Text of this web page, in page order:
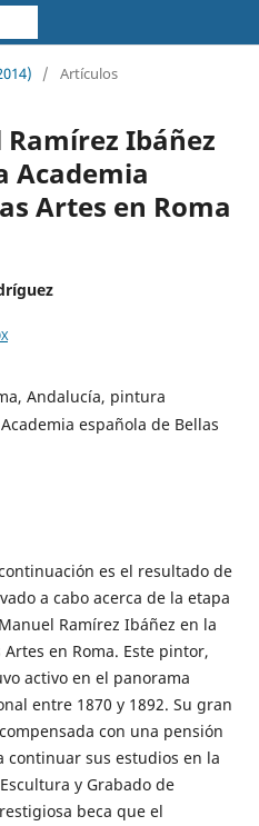
/ Artículos
Ibáñez
Academia
Artes en Roma
Andalucía, pintura
española de Bellas
es el resultado de
a cabo acerca de la etapa
Ramírez Ibáñez en la
en Roma. Este pintor,
activo en el panorama
entre 1870 y 1892. Su gran
con una pensión
continuar sus estudios en la
y Grabado de
beca que el